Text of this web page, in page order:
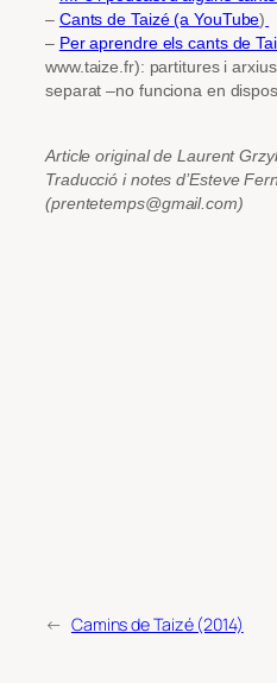
– Cants de Taizé (a YouTube)
– Per aprendre els cants de
www.taize.fr): partitures i
separat –no funciona en
Article original de Laurent
Traducció i notes d’Esteve
(prentetemps@gmail.com)
← Camins de Taizé (2014)